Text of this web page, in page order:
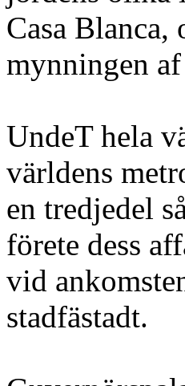
Casa
mynningen
UndeT hela
världens
en tredjedel
förete dess
vid
stadfästadt.